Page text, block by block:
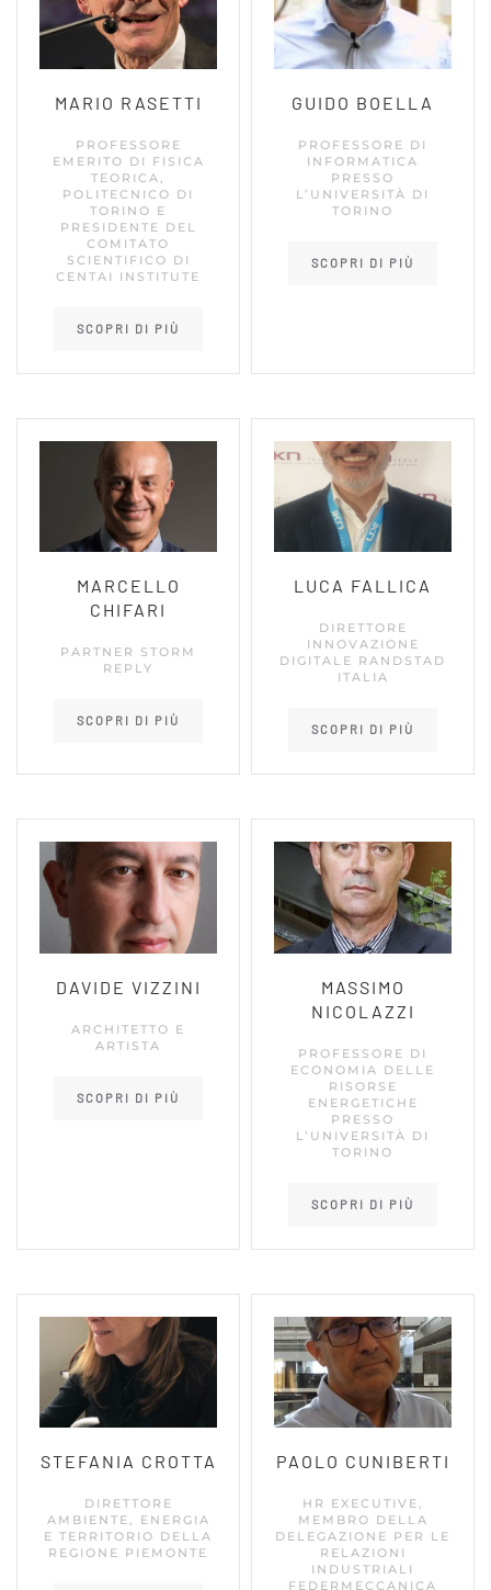
MARIO RASETTI
PROFESSORE
EMERITO DI FISICA
TEORICA,
POLITECNICO DI
TORINO E
PRESIDENTE DEL
COMITATO
SCIENTIFICO DI
CENTAI INSTITUTE
SCOPRI DI PIÙ
GUIDO BOELLA
PROFESSORE DI
INFORMATICA
PRESSO
L’UNIVERSITÀ DI
TORINO
SCOPRI DI PIÙ
MARCELLO
CHIFARI
PARTNER STORM
REPLY
SCOPRI DI PIÙ
LUCA FALLICA
DIRETTORE
INNOVAZIONE
DIGITALE RANDSTAD
ITALIA
SCOPRI DI PIÙ
DAVIDE VIZZINI
ARCHITETTO E
ARTISTA
SCOPRI DI PIÙ
MASSIMO
NICOLAZZI
PROFESSORE DI
ECONOMIA DELLE
RISORSE
ENERGETICHE
PRESSO
L’UNIVERSITÀ DI
TORINO
SCOPRI DI PIÙ
STEFANIA CROTTA
DIRETTORE
AMBIENTE, ENERGIA
E TERRITORIO DELLA
REGIONE PIEMONTE
PAOLO CUNIBERTI
HR EXECUTIVE,
MEMBRO DELLA
DELEGAZIONE PER LE
RELAZIONI
INDUSTRIALI
FEDERMECCANICA